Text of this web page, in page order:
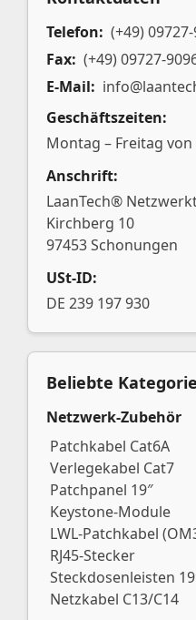
Telefon: (+49)
Fax: (+49) 09727-
E-Mail:
Geschäftszeiten:
Montag – Freitag
Anschrift:
LaanTech®
Kirchberg 10
97453 Schonungen
USt-ID:
DE 239 197 930
Beliebte
Netzwerk-Zubehör
Patchkabel Cat6A
Verlegekabel Cat7
Patchpanel 19″
Keystone-Module
LWL-Patchkabel
RJ45-Stecker
Steckdosenleisten
Netzkabel C13/C14